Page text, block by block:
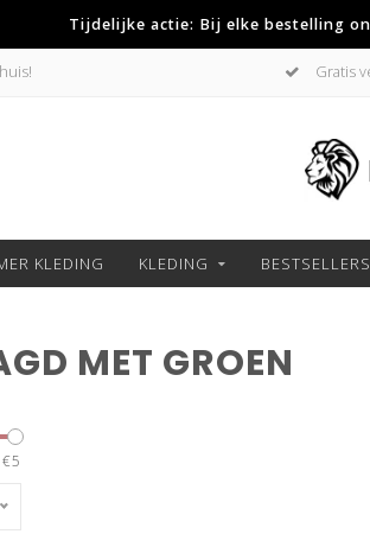
Tijdelijke actie: Bij elke bestelling
Gratis
KLEDING KLEDING
MET GROEN
5